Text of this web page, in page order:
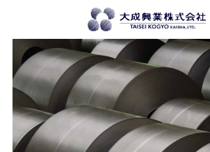
私たちについて
History 歴史
Company profile 会社概要
Access アクセス
Business domain 事業紹介
輸入鋼材 厚板 電磁鋼板
Overseas expansion 海外展開
Recruit